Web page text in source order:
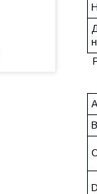
A
B
D